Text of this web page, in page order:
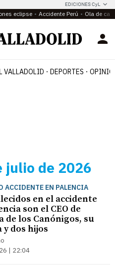
EDICIONES CyL
eclipse Accidente Perú Ola de
VALLADOLID DEPORTES
julio de 2026
ACCIDENTE EN PALENCIA
en el accidente
son el CEO de
de los Canónigos, su
y dos hijos
| 22:04